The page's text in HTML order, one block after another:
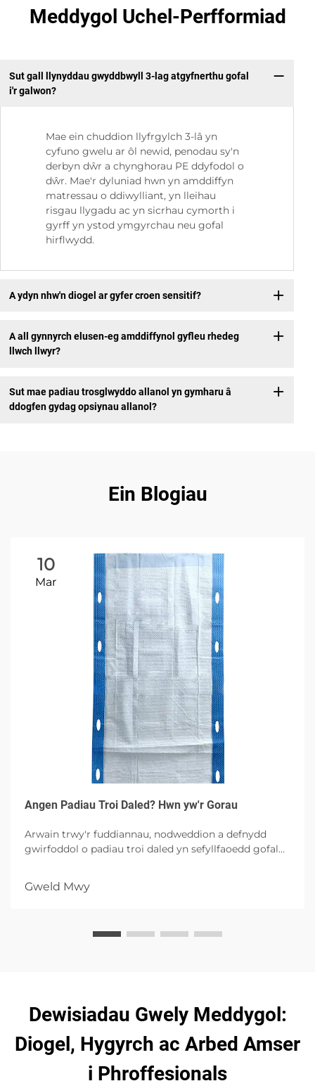
Meddygol Uchel-Perfformiad
Sut gall llynyddau gwyddbwyll 3-lag atgyfnerthu gofal
i'r galwon?
Mae ein chuddion llyfrgylch 3-lâ yn
cyfuno gwelu ar ôl newid, penodau sy'n
derbyn dŵr a chynghorau PE ddyfodol o
dŵr. Mae'r dyluniad hwn yn amddiffyn
matressau o ddiwylliant, yn lleihau
risgau llygadu ac yn sicrhau cymorth i
gyrff yn ystod ymgyrchau neu gofal
hirflwydd.
A ydyn nhw'n diogel ar gyfer croen sensitif?
A all gynnyrch elusen-eg amddiffynol gyfleu rhedeg
llwch llwyr?
Sut mae padiau trosglwyddo allanol yn gymharu â
ddogfen gydag opsiynau allanol?
Ein Blogiau
10
Mar
Angen Padiau Troi Daled? Hwn yw'r Gorau
Arwain trwy'r fuddiannau, nodweddion a defnydd
gwirfoddol o padiau troi daled yn sefyllfaoedd gofal
Gweld Mwy
Dewisiadau Gwely Meddygol:
Diogel, Hygyrch ac Arbed Amser
i Phroffesionals